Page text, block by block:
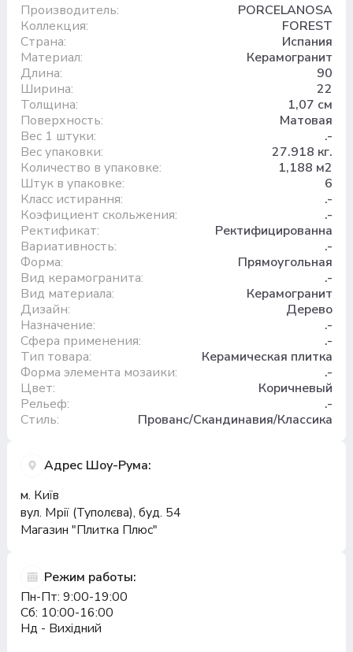
Производитель:
PORCELANOSA
Коллекция:
FOREST
Страна:
Испания
Материал:
Керамогранит
Длина:
90
Ширина:
22
Толщина:
1,07 см
Поверхность:
Матовая
Вес 1 штуки:
.-
Вес упаковки:
27.918 кг.
Количество в упаковке:
1,188 м2
Штук в упаковке:
6
Класс истирання:
.-
Коэфициент скольжения:
.-
Ректификат:
Ректифицированна
Вариативность:
.-
Форма:
Прямоугольная
Вид керамогранита:
.-
Вид материала:
Керамогранит
Дизайн:
Дерево
Назначение:
.-
Сфера применения:
.-
Тип товара:
Керамическая плитка
Форма элемента мозаики:
.-
Цвет:
Коричневый
Рельеф:
.-
Стиль:
Прованс/Скандинавия/Классика
Адрес Шоу-Рума:
м. Київ
вул. Мрії (Туполєва), буд. 54
Магазин "Плитка Плюс"
Режим работы:
Пн-Пт: 9:00-19:00
Сб: 10:00-16:00
Нд - Вихідний